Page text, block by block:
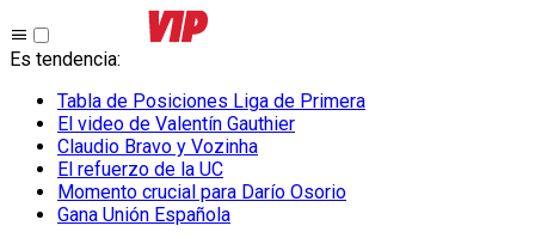
Es tendencia:
Tabla de Posiciones Liga de Primera
El video de Valentín Gauthier
Claudio Bravo y Vozinha
El refuerzo de la UC
Momento crucial para Darío Osorio
Gana Unión Española